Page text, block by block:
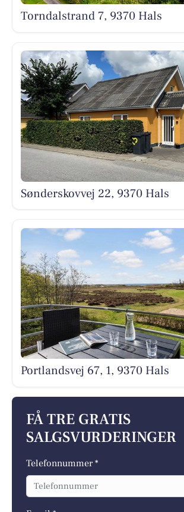
Torndalstrand 7, 9370 Hals
Sønderskovvej 22, 9370 Hals
Portlandsvej 67, 1, 9370 Hals
FÅ TRE GRATIS
SALGSVURDERINGER
Telefonnummer *